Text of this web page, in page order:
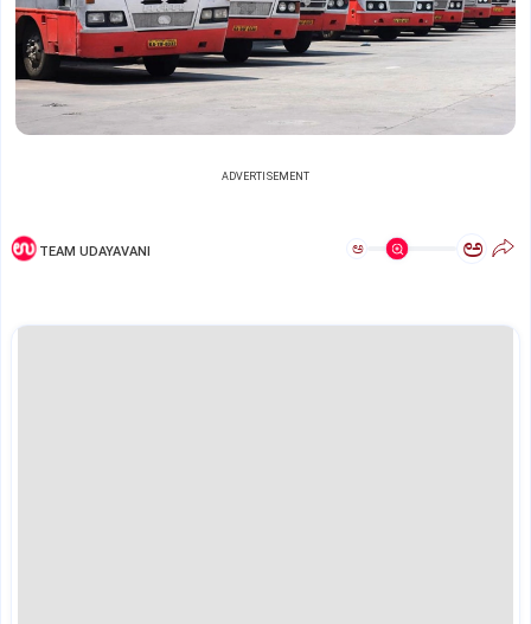
ADVERTISEMENT
TEAM UDAYAVANI ಅ ಅ